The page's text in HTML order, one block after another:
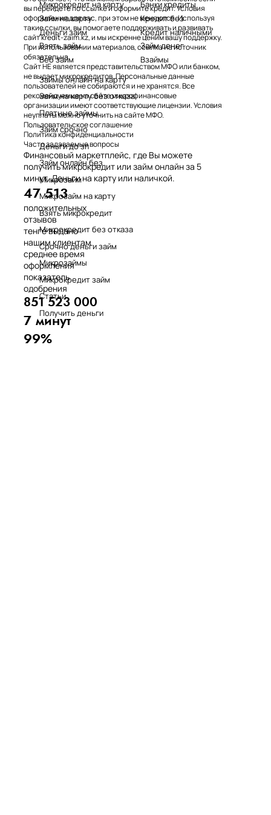
Микрокредит на карту
Займ на карту
Деньги займ
Взять займ
Веб займ
Банки кредиты
Кредит без
Кредит наличными
Займ денег
Взаймы
Займы онлайн на карту
Займ на карту без отказа
Платные займы
Займ срочно
Деньги до зп
Займ онлайн без
Микрозайм
Микрозайм на карту
Взять микрокредит
Микрокредит без отказа
Срочно деньги займ
Микрозаймы
Микрокредит займ
Статьи
Получить деньги
вы перейдете по ссылке и оформите кредит. Условия
оформления для вас, при этом не меняются. Используя
такие ссылки, вы помогаете поддерживать и развивать
сайт kredit-zaim.kz, и мы искренне ценим вашу поддержку.
При использовании материалов, ссылка на источник
обязательна.
Сайт НЕ является представительством МФО или банком,
не выдает микрокредитов. Персональные данные
пользователей не собираются и не хранятся. Все
рекомендуемые на сайте микрофинансовые
организации имеют соответствующие лицензии. Условия
неуплаты можно уточнить на сайте МФО.
Пользовательское соглашение
Политика конфиденциальности
Часто задаваемые вопросы
Финансовый маркетплейс, где Вы можете
получить микрокредит или займ онлайн за 5
минут. Деньги на карту или наличкой.
47 513
положительных
отзывов
тенге выдано
нашим клиентам
среднее время
оформления
показатель
одобрения
851 523 000
7 минут
99%